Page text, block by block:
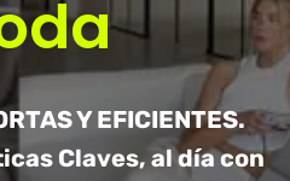
Y EFICIENTES.
Claves, al día con